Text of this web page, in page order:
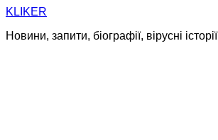
Skip
content
KLIKER
Новини, запити, біографії, вірусні історії